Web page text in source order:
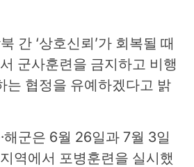
간 ‘상호신뢰’가 회복될 때
군사훈련을 금지하고 비행
는 협정을 유예하겠다고 밝
해군은 6월 26일과 7월 3일
역에서 포병훈련을 실시했